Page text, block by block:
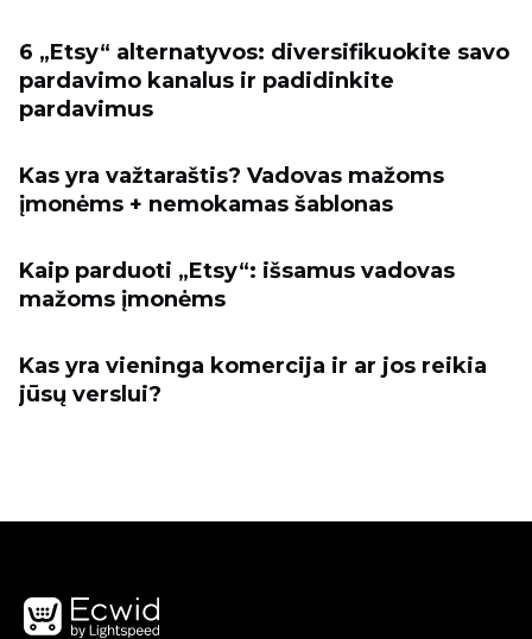
6 „Etsy“ alternatyvos: diversifikuokite savo
pardavimo kanalus ir padidinkite
pardavimus
Kas yra važtaraštis? Vadovas mažoms
įmonėms + nemokamas šablonas
Kaip parduoti „Etsy“: išsamus vadovas
mažoms įmonėms
Kas yra vieninga komercija ir ar jos reikia
jūsų verslui?